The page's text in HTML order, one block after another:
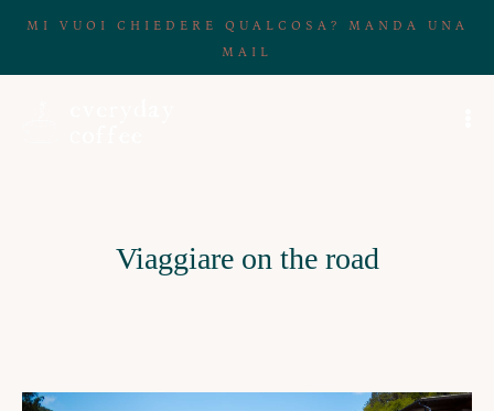
MI VUOI CHIEDERE QUALCOSA? MANDA UNA
MAIL
Viaggiare on the road